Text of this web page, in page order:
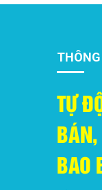
TỰ
BAO